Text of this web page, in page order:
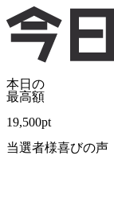
本日の
最高額
19,500pt
当選者様喜びの声